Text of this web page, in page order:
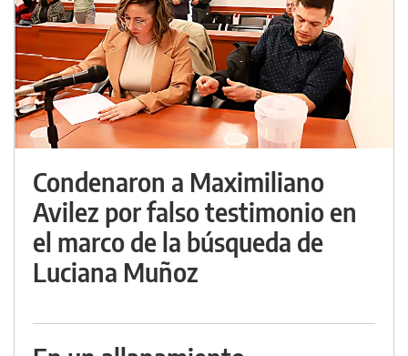
Condenaron a Maximiliano
Avilez por falso testimonio en
el marco de la búsqueda de
Luciana Muñoz